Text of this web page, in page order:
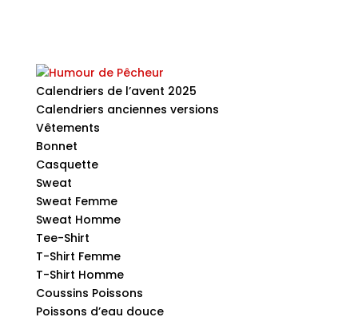
Calendriers de l’avent 2025
Calendriers anciennes versions
Vêtements
Bonnet
Casquette
Sweat
Sweat Femme
Sweat Homme
Tee-Shirt
T-Shirt Femme
T-Shirt Homme
Coussins Poissons
Poissons d’eau douce